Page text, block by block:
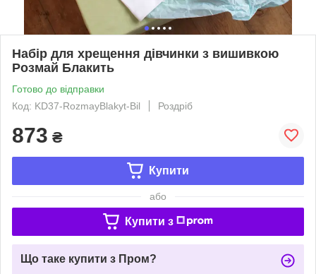
Набір для хрещення дівчинки з вишивкою
Розмай Блакить
Готово до відправки
Код: KD37-RozmayBlakyt-Bil
Роздріб
873 ₴
Купити
або
Купити з
Що таке купити з Пром?